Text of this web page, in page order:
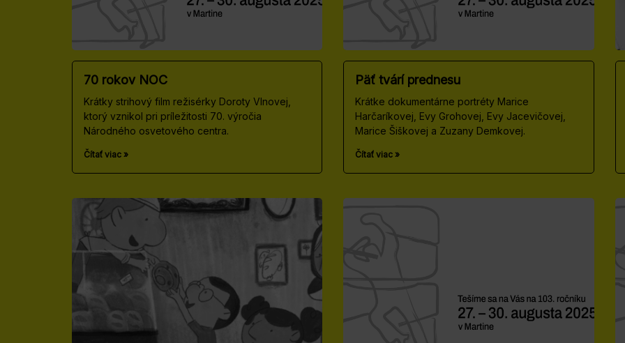
70 rokov NOC
Krátky strihový film režisérky Doroty Vlnovej,
ktorý vznikol pri príležitosti 70. výročia
Národného osvetového centra.
Čítať viac »
Päť tvárí prednesu
Krátke dokumentárne portréty Marice
Harčaríkovej, Evy Grohovej, Evy Jacevičovej,
Marice Šiškovej a Zuzany Demkovej.
Čítať viac »